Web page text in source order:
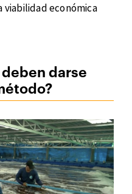
viabilidad económica
darse